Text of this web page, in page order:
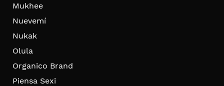
Mukhee
Nuevemí
Nukak
Olula
Organico Brand
Piensa Sexi